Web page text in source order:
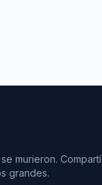
murieron. Compartí,
grandes.